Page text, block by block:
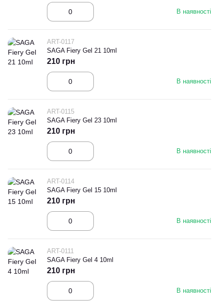
В наявності
ART-0117
SAGA Fiery Gel 21 10ml
В наявності
210 грн
ART-0115
SAGA Fiery Gel 23 10ml
В наявності
210 грн
ART-0114
SAGA Fiery Gel 15 10ml
В наявності
210 грн
ART-0111
SAGA Fiery Gel 4 10ml
В наявності
210 грн